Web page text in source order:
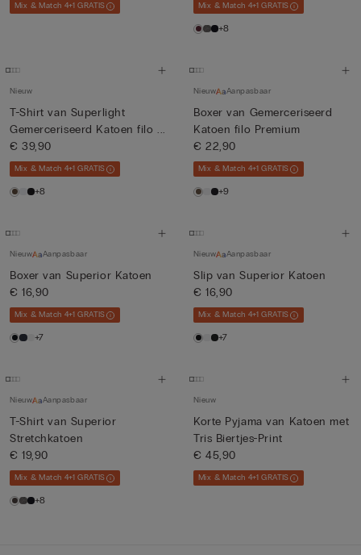
Mix & Match 4+1 GRATIS Mix & Match 4+1 GRATIS
+8
Nieuw
T-Shirt van Superlight
Gemerceriseerd Katoen filo ...
€ 39,90
Mix & Match 4+1 GRATIS
+8
Nieuw Aanpasbaar
Boxer van Gemerceriseerd
Katoen filo Premium
€ 22,90
Mix & Match 4+1 GRATIS
+9
Nieuw Aanpasbaar
Boxer van Superior Katoen
€ 16,90
Mix & Match 4+1 GRATIS
+7
Nieuw Aanpasbaar
Slip van Superior Katoen
€ 16,90
Mix & Match 4+1 GRATIS
+7
Nieuw Aanpasbaar
T-Shirt van Superior
Stretchkatoen
€ 19,90
Mix & Match 4+1 GRATIS
+8
Nieuw
Korte Pyjama van Katoen met
Tris Biertjes-Print
€ 45,90
Mix & Match 4+1 GRATIS